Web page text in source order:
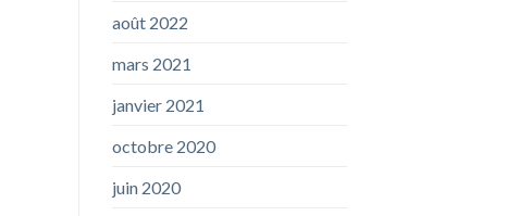
août 2022
mars 2021
janvier 2021
octobre 2020
juin 2020